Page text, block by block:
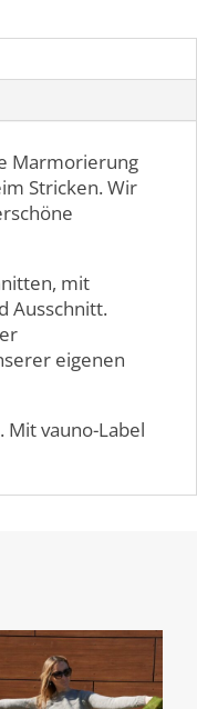
Marmorierung
Stricken. Wir
mit
Ausschnitt.
eigenen
Mit vauno-Label